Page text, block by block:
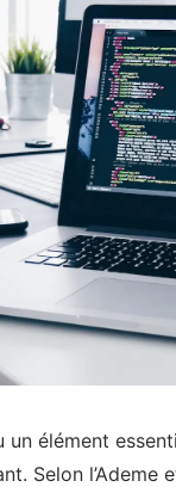
un élément
Selon l’Ademe